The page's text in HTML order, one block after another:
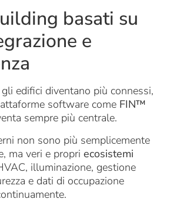
basati su
e
edifici diventano più connessi,
software come FIN™
sempre più centrale.
non sono più semplicemente
ma veri e propri ecosistemi
illuminazione, gestione
e dati di occupazione